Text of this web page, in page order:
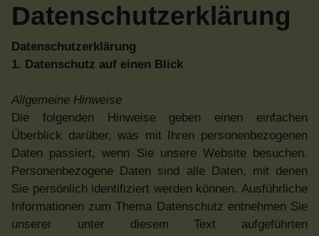
Datenschutzerklärung
Datenschutzerklärung
1. Datenschutz auf einen Blick
Allgemeine Hinweise
Die folgenden Hinweise geben einen einfachen
Überblick darüber, was mit Ihren personenbezogenen
Daten passiert, wenn Sie unsere Website besuchen.
Personenbezogene Daten sind alle Daten, mit denen
Sie persönlich identifiziert werden können. Ausführliche
Informationen zum Thema Datenschutz entnehmen Sie
unserer unter diesem Text aufgeführten